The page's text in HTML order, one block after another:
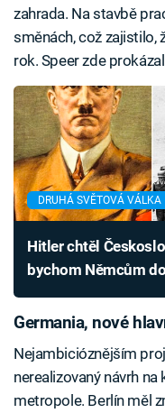
zahrada. Na stavbě
směnách, což zajistilo,
rok. Speer zde
DRUHÁ SVĚTOVÁ VÁLKA
Hitler chtěl
bychom Němcům
Germania, nové
Nejambicióznějším
nerealizovaný návrh
metropole. Berlín měl